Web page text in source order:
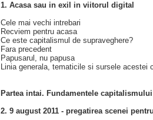
1. Acasa sau in exil in viitorul digital
Cele mai vechi intrebari
Recviem pentru acasa
Ce este capitalismul de supraveghere?
Fara precedent
Papusarul, nu papusa
Linia generala, tematicile si sursele acestei
Partea intai. Fundamentele
2. 9 august 2011 - pregatirea scenei